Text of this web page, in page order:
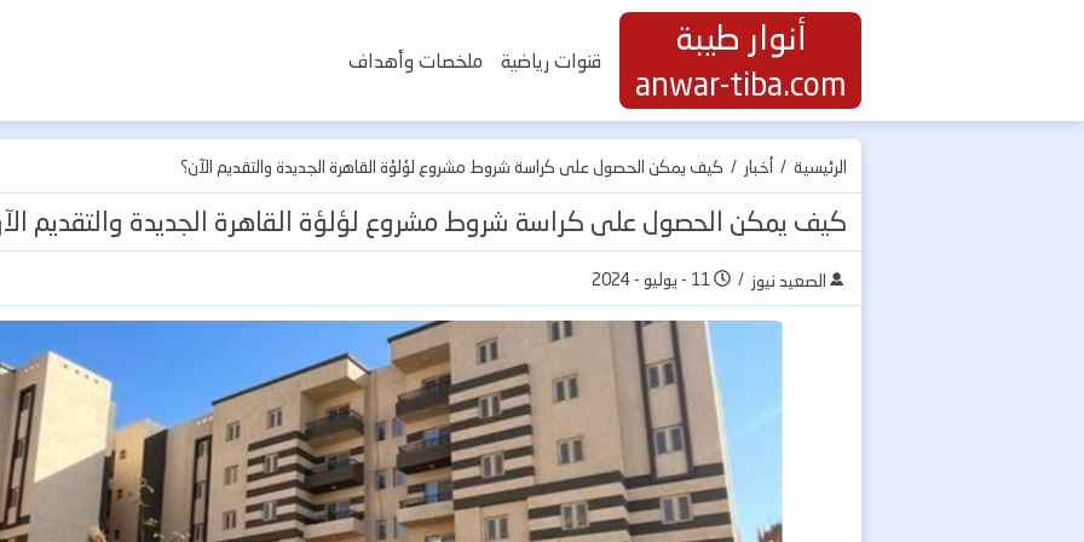
أنوار طيبة
anwar-tiba.com قنوات رياضية ملخصات وأهداف
الرئيسية / أخبار / كيف يمكن الحصول على كراسة شروط مشروع لؤلؤة القاهرة الجديدة والتقديم الآن؟
كيف يمكن الحصول على كراسة شروط مشروع لؤلؤة القاهرة الجديدة والتقديم
الصعيد نيوز / 11 - يوليو - 2024